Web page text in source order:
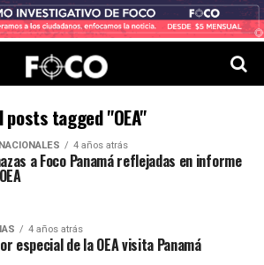
posts tagged "OEA"
4 años atrás
a Foco Panamá reflejadas en informe
4 años atrás
especial de la OEA visita Panamá